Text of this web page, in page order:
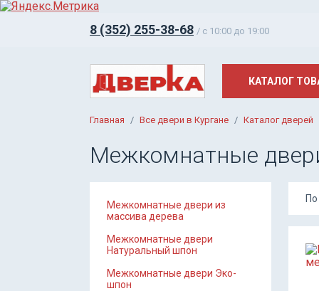
8 (352) 255-38-68 / c 10:00 до 19:00
КАТАЛОГ
Главная Все двери в Кургане Каталог дверей
Межкомнатные
Межкомнатные двери из
массива дерева
Межкомнатные двери
Натуральный шпон
Межкомнатные двери Эко-
шпон